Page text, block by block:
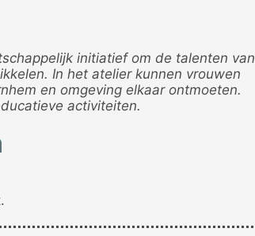
initiatief om de talenten van
In het atelier kunnen vrouwen
en omgeving elkaar ontmoeten.
activiteiten.